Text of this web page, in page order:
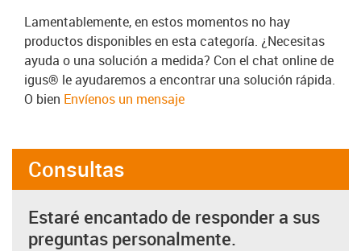
Lamentablemente, en estos momentos no hay
productos disponibles en esta categoría. ¿Necesitas
ayuda o una solución a medida? Con el chat online de
igus® le ayudaremos a encontrar una solución rápida.
O bien Envíenos un mensaje
Consultas
Estaré encantado de responder a sus
preguntas personalmente.